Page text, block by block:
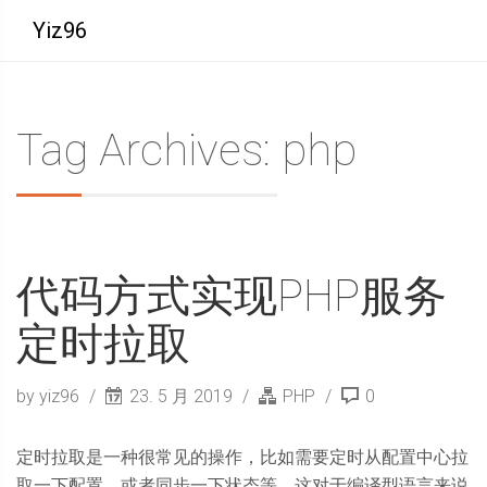
Yiz96
Tag Archives: php
代码方式实现PHP服务
定时拉取
by yiz96 23. 5 月 2019 PHP 0
定时拉取是一种很常见的操作，比如需要定时从配置中心拉